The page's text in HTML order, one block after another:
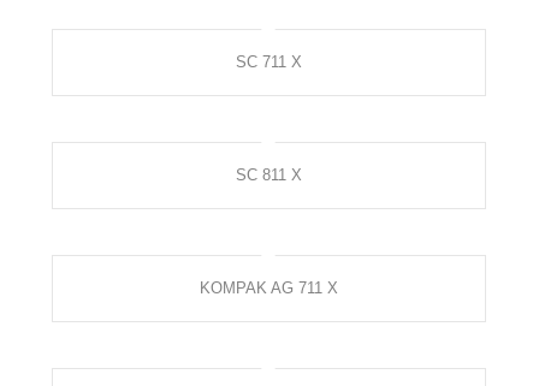
SC 711 X
SC 811 X
KOMPAK AG 711 X